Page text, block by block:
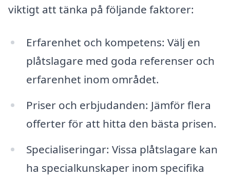
viktigt att tänka på följande faktorer:
Erfarenhet och kompetens: Välj en
plåtslagare med goda referenser och
erfarenhet inom området.
Priser och erbjudanden: Jämför flera
offerter för att hitta den bästa prisen.
Specialiseringar: Vissa plåtslagare kan
ha specialkunskaper inom specifika